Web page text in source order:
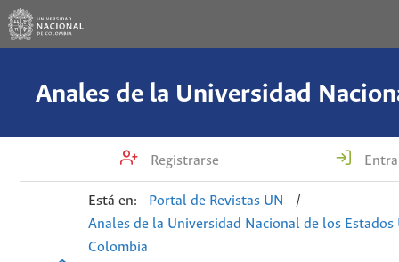
Registrarse
Está en: Portal de Revistas UN
/
Anales de la Universidad Nacional de los Estados
Colombia